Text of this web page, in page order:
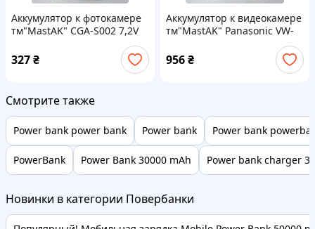
Аккумулятор к фотокамере
тм"MastAK" CGA-S002 7,2V
327₴
Аккумулятор к видеокамере
тм"MastAK" Panasonic VW-
VBK360S 3,7V 3,4Ah Li-ion
956₴
Смотрите также
Power bank power bank Power bank Power bank
PowerBank Power Bank 30000 mAh Power bank charger
Новинки в категории Повербанки